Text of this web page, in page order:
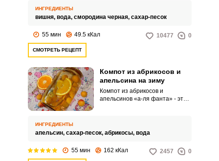
кислинку и вкусные ягодки.
ИНГРЕДИЕНТЫ
вишня, вода, смородина черная, сахар-песок
55 мин 49.5 кКал 10477 0
СМОТРЕТЬ РЕЦЕПТ
Компот из абрикосов и
апельсина на зиму
Компот из абрикосов и
апельсинов «а-ля фанта» - это
промышленную фанту, но по
качеству намного полезнее ее.
ИНГРЕДИЕНТЫ
апельсин, сахар-песок, абрикосы, вода
55 мин 162 кКал 2457 0